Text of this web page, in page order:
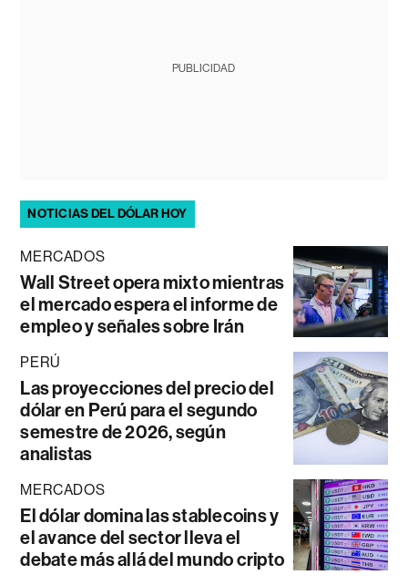
PUBLICIDAD
NOTICIAS DEL DÓLAR HOY
MERCADOS
Wall Street opera mixto mientras
el mercado espera el informe de
empleo y señales sobre Irán
PERÚ
Las proyecciones del precio del
dólar en Perú para el segundo
semestre de 2026, según
analistas
MERCADOS
El dólar domina las stablecoins y
el avance del sector lleva el
debate más allá del mundo cripto